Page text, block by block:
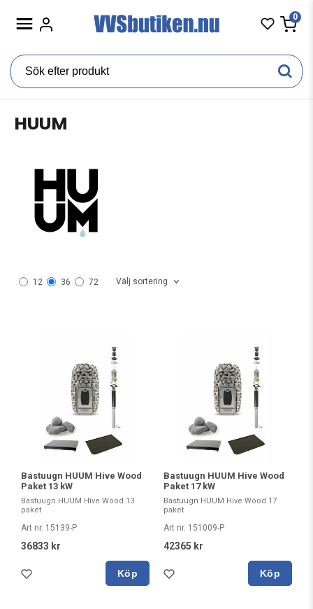
0
HUUM
12 36 72 Välj sortering
Bastuugn HUUM Hive Wood
Paket 13 kW
Bastuugn HUUM Hive Wood 13
paket
Art nr. 15139-P
36833 kr
Köp
Bastuugn HUUM Hive Wood
Paket 17 kW
Bastuugn HUUM Hive Wood 17
paket
Art nr. 151009-P
42365 kr
Köp